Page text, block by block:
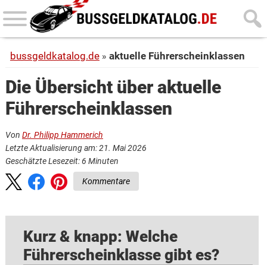
Skip
to
content
Skip
to
sidebar
bussgeldkatalog.de aktuelle Führerscheinklassen
Die Übersicht über aktuelle
Führerscheinklassen
Von Dr. Philipp Hammerich
Letzte Aktualisierung am: 21. Mai 2026
Geschätzte Lesezeit:6 Minuten
Kommentare
Kurz & knapp: Welche
Führerscheinklasse gibt es?